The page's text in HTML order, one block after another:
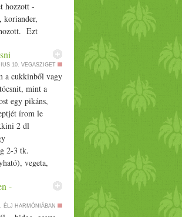
hozzott -
koriander,
Ezt
2 csésze
cukkini 1
zöldborsó 2
1 tk.
1/­­4 tk.
­­4 tk. garam
használj!
ghít, majd add
és a
keverd meg
és a
10. VEGASZIGET
a cukkinből vagy
mint a
egy pikáns,
írom le
2 dl
2-3 tk.
vegeta,
-
ÉLJ HARMÓNIÁBAN